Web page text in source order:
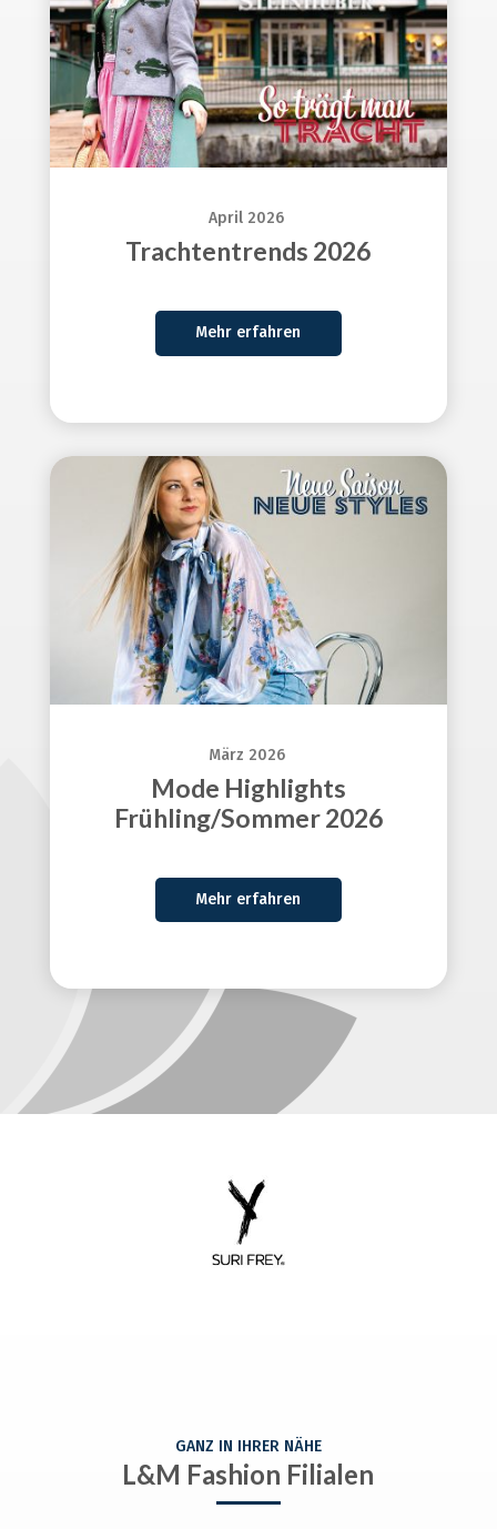
April 2026
Trachtentrends 2026
Mehr erfahren
März 2026
Mode Highlights
Frühling/Sommer 2026
Mehr erfahren
GANZ IN IHRER NÄHE
L&M Fashion Filialen